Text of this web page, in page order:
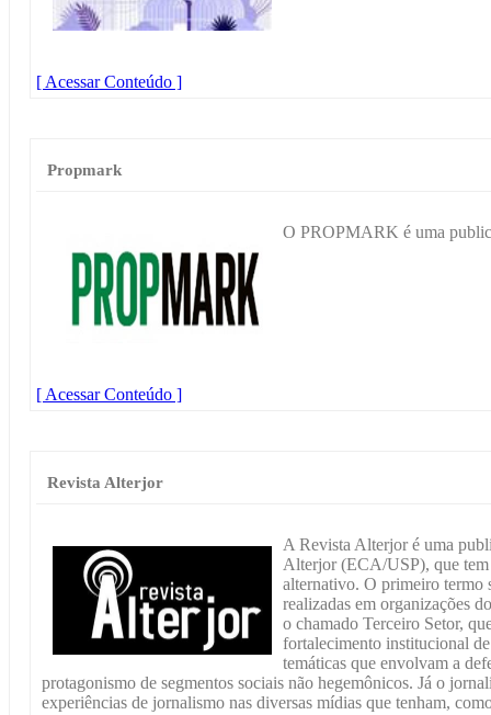
[ Acessar Conteúdo ]
Propmark
O PROPMARK é uma
[ Acessar Conteúdo ]
Revista Alterjor
A Revista Alterjor é uma
Alterjor (ECA/USP), que
alternativo. O primeiro termo
realizadas em organizações
o chamado Terceiro Setor,
fortalecimento institucional
temáticas que envolvam a
protagonismo de segmentos sociais não hegemônicos. Já o
experiências de jornalismo nas diversas mídias que tenham,